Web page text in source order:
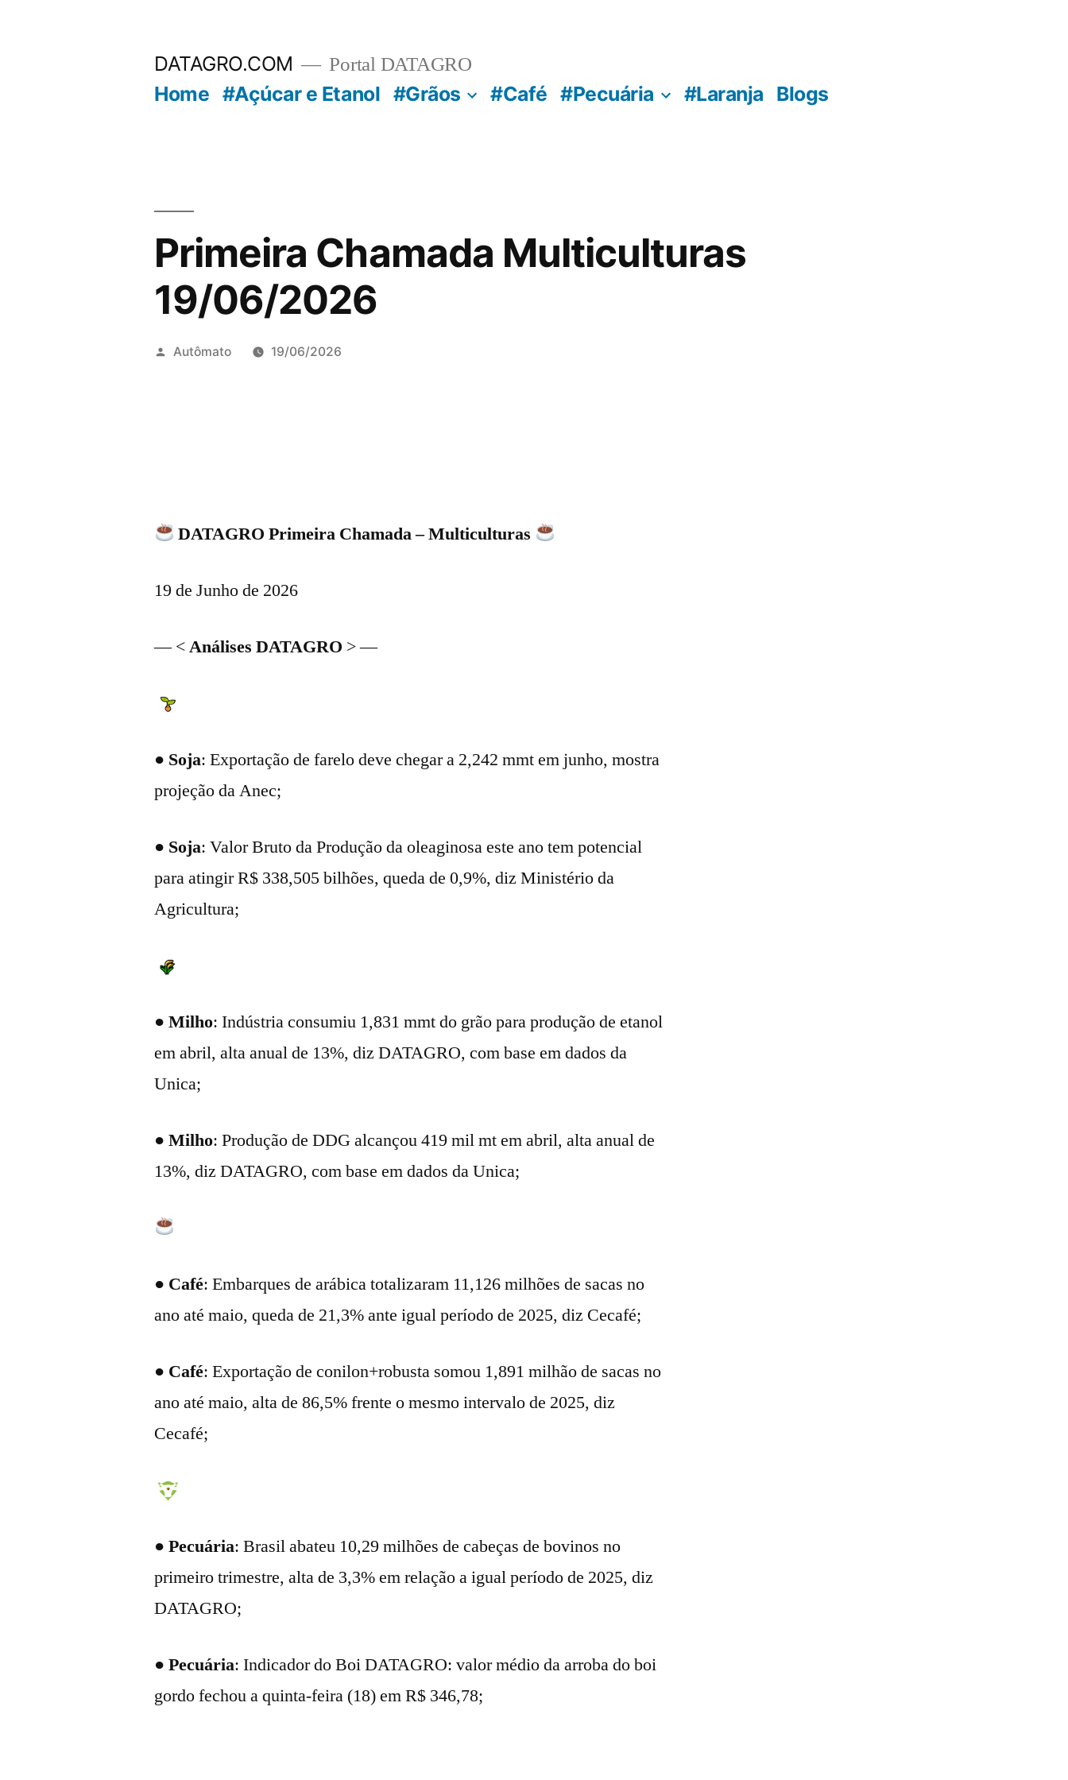
DATAGRO.COM Portal DATAGRO
Home #Açúcar e Etanol #Grãos #Café #Pecuária #Laranja Blogs
Primeira Chamada Multiculturas
19/06/2026
Publicado
Autômato 19/06/2026
DATAGRO Primeira Chamada – Multiculturas
19 de Junho de 2026
— <Análises DATAGRO > —
● Soja: Exportação de farelo deve chegar a 2,242 mmt em junho, mostra
projeção da Anec;
● Soja: Valor Bruto da Produção da oleaginosa este ano tem potencial
para atingir R$ 338,505 bilhões, queda de 0,9%, diz Ministério da
Agricultura;
●Milho: Indústria consumiu 1,831 mmt do grão para produção de etanol
em abril, alta anual de 13%, diz DATAGRO, com base em dados da
Unica;
●Milho: Produção de DDG alcançou 419 mil mt em abril, alta anual de
13%, diz DATAGRO, com base em dados da Unica;
● Café: Embarques de arábica totalizaram 11,126 milhões de sacas no
ano até maio, queda de 21,3% ante igual período de 2025, diz Cecafé;
● Café: Exportação de conilon+robusta somou 1,891 milhão de sacas no
ano até maio, alta de 86,5% frente o mesmo intervalo de 2025, diz
Cecafé;
●Pecuária: Brasil abateu 10,29 milhões de cabeças de bovinos no
primeiro trimestre, alta de 3,3% em relação a igual período de 2025, diz
DATAGRO;
●Pecuária: Indicador do Boi DATAGRO: valor médio da arroba do boi
gordo fechou a quinta-feira (18) em R$ 346,78;